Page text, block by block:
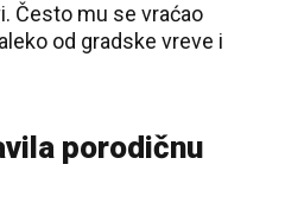
Često mu se vraćao
od gradske vreve i
porodičnu